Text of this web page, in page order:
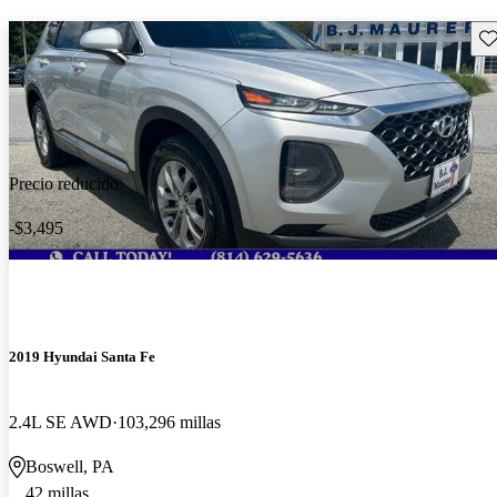
Precio reducido
-$3,495
2019 Hyundai Santa Fe
2.4L SE AWD 103,296 millas
Boswell, PA